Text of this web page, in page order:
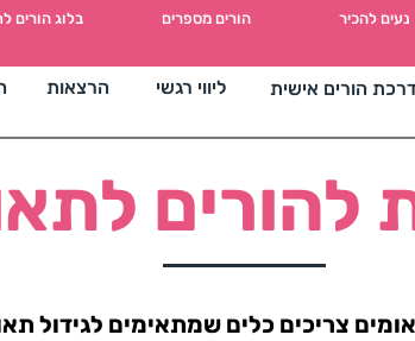
הרצאות הורים אישית
בלוג הורים הורים מספרים נעים להכיר
ליווי רגשי
להורים
צריכים כלים שמתאימים לגידול